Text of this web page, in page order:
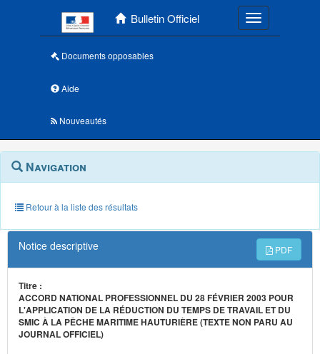
Bulletin Officiel Toggle
Documents opposables
Aide
Nouveautés
Navigation
outils
annexes
Menu
contextuel
Navigation
Retour à la liste des résultats
Notice descriptive PDF
Titre :
ACCORD NATIONAL PROFESSIONNEL DU 28 FÉVRIER 2003 POUR
L'APPLICATION DE LA RÉDUCTION DU TEMPS DE TRAVAIL ET DU
SMIC À LA PÊCHE MARITIME HAUTURIÈRE (TEXTE NON PARU AU
JOURNAL OFFICIEL)